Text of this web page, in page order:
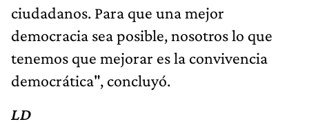
ciudadanos. Para que una mejor
democracia sea posible, nosotros lo que
tenemos que mejorar es la convivencia
democrática", concluyó.
LD